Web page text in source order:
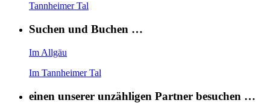
Tannheimer Tal
Suchen und Buchen …
Im Allgäu
Im Tannheimer Tal
einen unserer unzähligen Partner besuchen …